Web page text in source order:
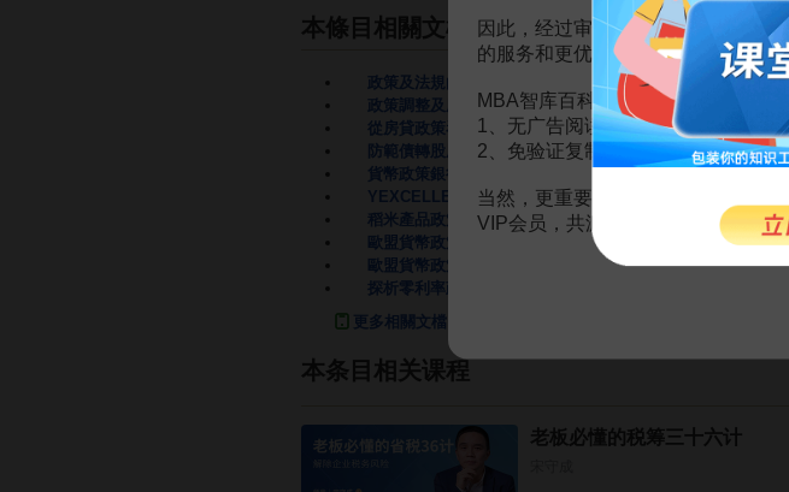
本條目相關文檔
政策及法規的風險
政策調整及風險提示 12頁
從房貸政策看商業銀行政策性風險 2頁
防範債轉股風險的政策設計 2頁
貨幣政策銀行風險
YEXCELLENT報表、風險、政策分析
稻米產品政策調整風險 13頁
歐盟貨幣政策與財政政策協調的潛在風險
歐盟貨幣政策與財政政策協調的潛在風險 4頁
探析零利率政策的目標與風險
更多相關文檔
本条目相关课程
老板必懂的税筹三十六计
因此，经过审慎地考虑，我们决定
的服务和更优质的内容。
MBA智库百科VIP会员（9.9元 / 年，
1、无广告阅读；
2、免验证复制。
当然，更重要的是长期以来您对百
VIP会员，共渡难关，共同见证彼此